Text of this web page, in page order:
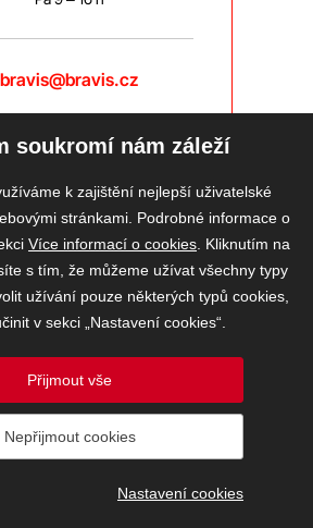
bravis@bravis.cz
o ochraně osobních údajů
Nastavení cookies
soukromí nám záleží
k zajištění nejlepší uživatelské
stránkami. Podrobné informace o
Více informací o cookies . Kliknutím na
s tím, že můžeme užívat všechny typy
užívání pouze některých typů cookies,
v sekci „Nastavení cookies“.
Přijmout vše
Nepřijmout cookies
Nastavení cookies